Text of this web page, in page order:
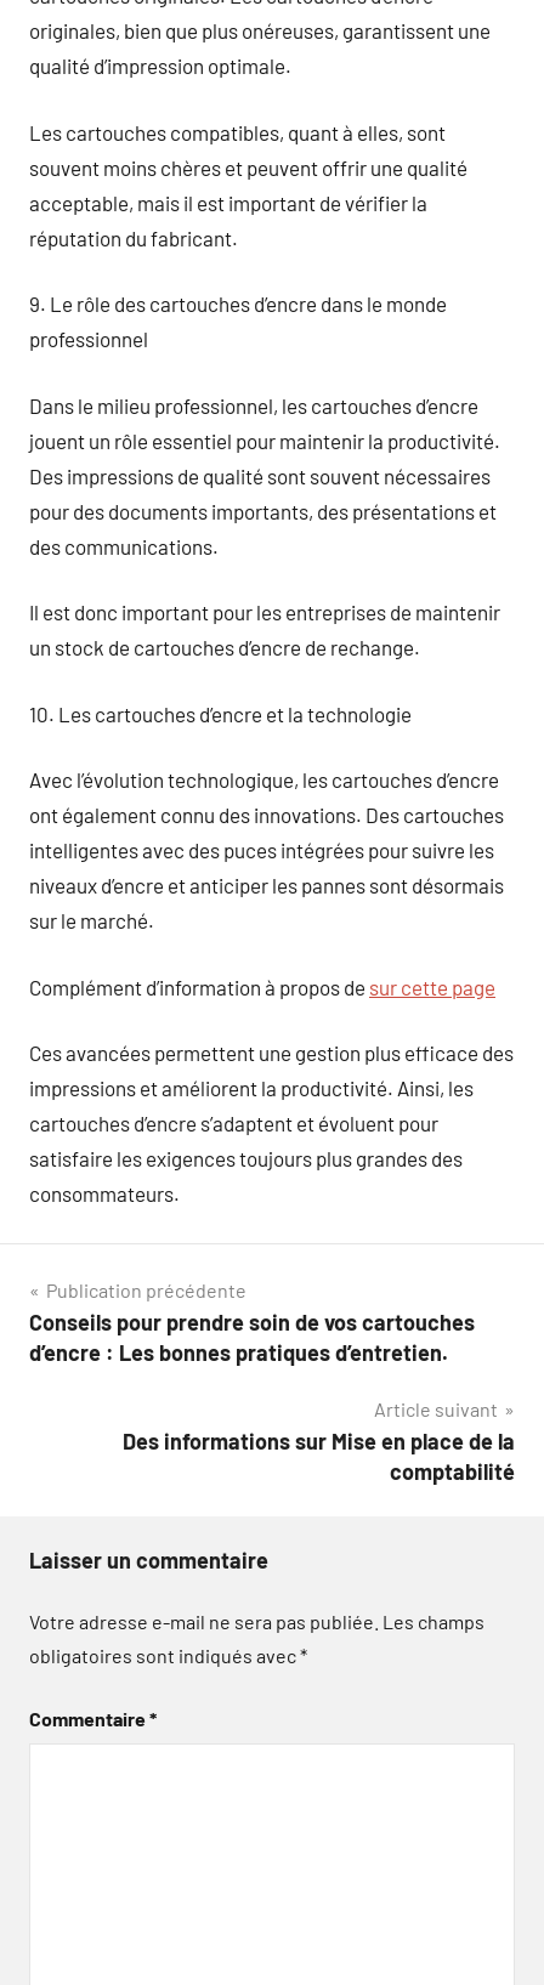
originales, bien que plus onéreuses, garantissent une
qualité d’impression optimale.
Les cartouches compatibles, quant à elles, sont
souvent moins chères et peuvent offrir une qualité
acceptable, mais il est important de vérifier la
réputation du fabricant.
9. Le rôle des cartouches d’encre dans le monde
professionnel
Dans le milieu professionnel, les cartouches d’encre
jouent un rôle essentiel pour maintenir la productivité.
Des impressions de qualité sont souvent nécessaires
pour des documents importants, des présentations et
des communications.
Il est donc important pour les entreprises de maintenir
un stock de cartouches d’encre de rechange.
10. Les cartouches d’encre et la technologie
Avec l’évolution technologique, les cartouches d’encre
ont également connu des innovations. Des cartouches
intelligentes avec des puces intégrées pour suivre les
niveaux d’encre et anticiper les pannes sont désormais
sur le marché.
Complément d’information à propos de sur cette page
Ces avancées permettent une gestion plus efficace des
impressions et améliorent la productivité. Ainsi, les
cartouches d’encre s’adaptent et évoluent pour
satisfaire les exigences toujours plus grandes des
consommateurs.
Navigation
de
Publication précédente
Conseils pour prendre soin de vos cartouches
d’encre : Les bonnes pratiques d’entretien.
Article suivant
Des informations sur Mise en place de la
comptabilité
Laisser un commentaire
Votre adresse e-mail ne sera pas publiée. Les champs
obligatoires sont indiqués avec*
Commentaire*